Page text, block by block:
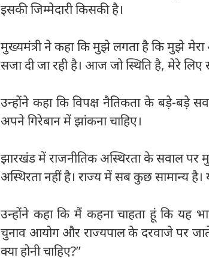
इसकी जिम्मेदारी किसकी है।
मुख्यमंत्री ने कहा कि मुझे लगता है कि मुझे
सजा दी जा रही है। आज जो स्थिति है, मेरे
उन्होंने कहा कि विपक्ष नैतिकता के बड़े-बड़े
अपने गिरेबान में झांकना चाहिए।
झारखंड में राजनीतिक अस्थिरता के सवाल पर
अस्थिरता नहीं है। राज्य में सब कुछ सामान्य
उन्होंने कहा कि मैं कहना चाहता हूं कि यह
चुनाव आयोग और राज्यपाल के दरवाजे पर
क्या होनी चाहिए?’’